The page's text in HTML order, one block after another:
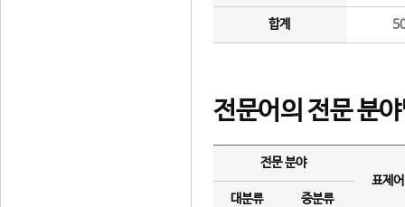
합계
전문어의 전문 분
전문 분야
표제
대분류
중분류